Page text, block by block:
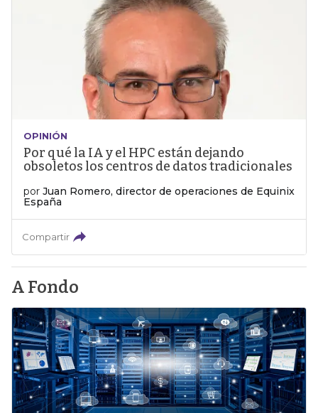
OPINIÓN
Por qué la IA y el HPC están dejando
obsoletos los centros de datos tradicionales
por Juan Romero, director de operaciones de Equinix
España
Compartir
A Fondo